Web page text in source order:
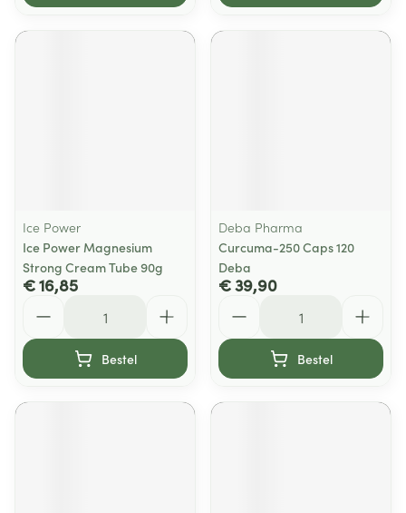
Ice Power
Ice Power Magnesium
Strong Cream Tube 90g
€ 16,85
Bestel
Deba Pharma
Curcuma-250 Caps 120
Deba
€ 39,90
Bestel